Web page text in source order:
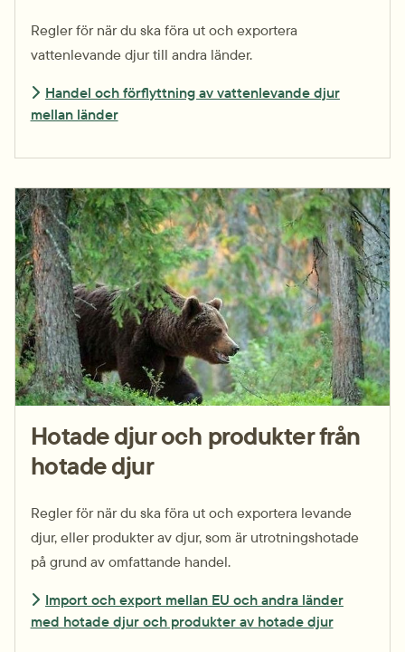
Regler för när du ska föra ut och exportera
vattenlevande djur till andra länder.
Handel och förflyttning av vatten­levande djur
mellan länder
Hotade djur och produkter från
hotade djur
Regler för när du ska föra ut och exportera levande
djur, eller produkter av djur, som är utrotnings­hotade
på grund av omfattande handel.
Import och export mellan EU och andra länder
med hotade djur och produkter av hotade djur